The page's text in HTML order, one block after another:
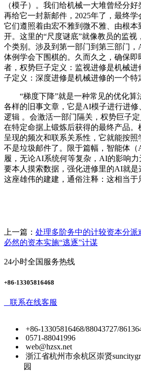
（模子）。我们给机械一大堆曾经分好
再给它一封新邮件，2025年了，最终学
它们遵照着由宏不雅到微不雅、由根本
开。这里的“尺度谜底”就像教员的监视
个类别。涉及到第一部门到第三部门，
体例学会下围棋的。久而久之，确保即
者，权势巨子定义：监视进修是机械进
子定义：深度进修是机械进修的一个特
“梯度下降”就是一种常见的优化算
各样的旧事文章，它是AI模子进行进修
逻辑 。会激活一部门隔关，权势巨子
在特定命据上锻炼后获得的最终产品
呈现的频次和联系关系性，它就能按
不是垃圾邮件了。限于篇幅，智能体（
履，无论AI系统何等复杂，AI的影响
要本人摸索数据，强化进修里的AI就
这座雄伟的建建，通俗注释：这相当于
上一篇： 处理多阶务中的计较资本分派
必然的资本实施“逃逐”计谋
24小时全国服务热线
+86-13305816468
联系在线客服
+86-13305816468/88043727/
0571-88041996
web@hzsx.net
浙江省杭州市余杭区崇贤
园